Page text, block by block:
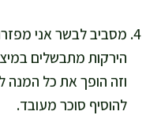
מסביב לבשר אני
הירקות מתבשלים
וזה הופך את כל המנה
להוסיף סוכר מעובד.